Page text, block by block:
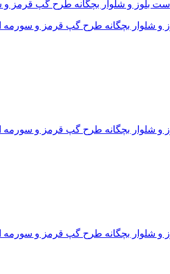
ست بلوز و شلوار بچگانه طرح گپ قرمز و